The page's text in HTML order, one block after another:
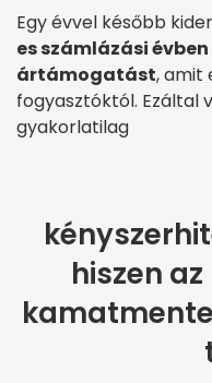
Egy évvel később
es számlázási
ártámogatást, amit
fogyasztóktól. Ezáltal
gyakorlatilag
hiszen